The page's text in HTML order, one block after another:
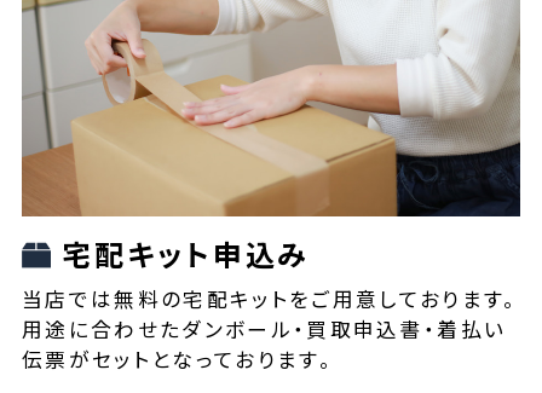
宅配キット申込み
当店では無料の宅配キットをご用意しております。
用途に合わせたダンボール・買取申込書・着払い
伝票がセットとなっております。